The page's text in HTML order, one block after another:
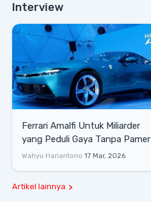
Interview
Ferrari Amalfi Untuk Miliarder
yang Peduli Gaya Tanpa Pamer
Wahyu Hariantono 17 Mar, 2026
Artikel lainnya